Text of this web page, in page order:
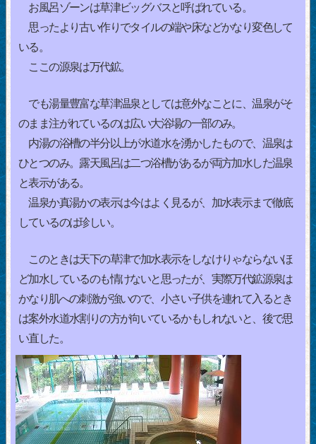
お風呂ゾーンは草津ビッグバスと呼ばれている。
思ったより古い作りでタイルの端や床などかなり変色して
いる。
ここの源泉は万代鉱。
でも湯量豊富な草津温泉としては意外なことに、温泉がそ
のまま注がれているのは広い大浴場の一部のみ。
内湯の浴槽の半分以上が水道水を湧かしたもので、温泉は
ひとつのみ。露天風呂は二つ浴槽があるが両方加水した温泉
と表示がある。
温泉か真湯かの表示は今はよく見るが、加水表示まで徹底
しているのは珍しい。
このときは天下の草津で加水表示をしなけりゃならないほ
ど加水しているのも情けないと思ったが、実際万代鉱源泉は
かなり肌への刺激が強いので、小さい子供を連れて入るとき
は案外水道水割りの方が向いているかもしれないと、後で思
い直した。